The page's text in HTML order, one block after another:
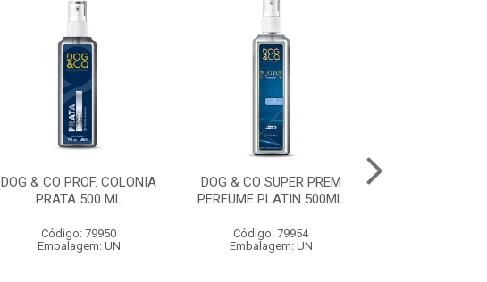
DOG & CO PROF. COLONIA
PRATA 500 ML
Código: 79950
Embalagem: UN
DOG & CO SUPER PREM
PERFUME PLATIN 500ML
Código: 79954
Embalagem: UN